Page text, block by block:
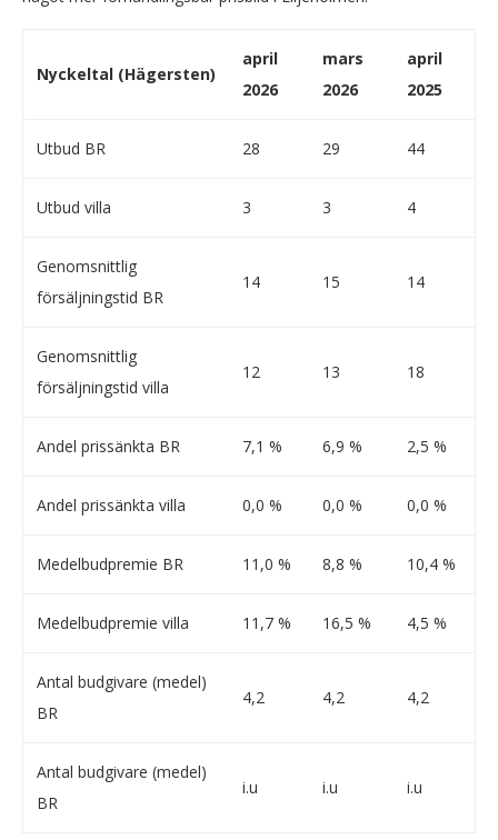
Nyckeltal (Hägersten)
april
2026
mars
2026
april
2025
Utbud BR 28 29 44
Utbud villa 3 3 4
Genomsnittlig
försäljningstid BR
14 15 14
Genomsnittlig
försäljningstid villa
12 13 18
Andel prissänkta BR 7,1 % 6,9 % 2,5 %
Andel prissänkta villa 0,0 % 0,0 % 0,0 %
Medelbudpremie BR 11,0 % 8,8 % 10,4 %
Medelbudpremie villa 11,7 % 16,5 % 4,5 %
Antal budgivare (medel)
BR
4,2 4,2 4,2
Antal budgivare (medel)
BR
i.u i.u i.u